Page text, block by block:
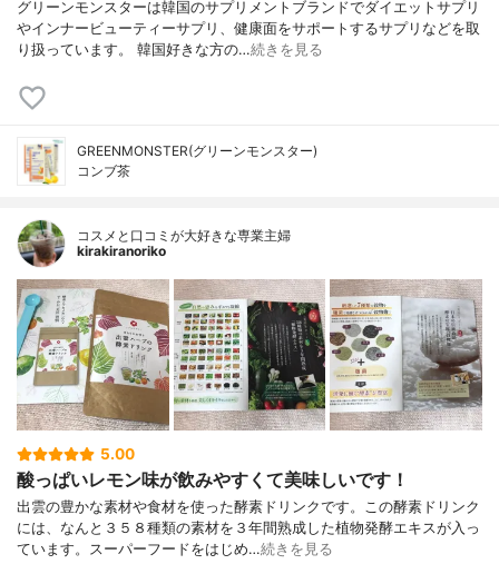
グリーンモンスターは韓国のサプリメントブランドでダイエットサプリ
やインナービューティーサプリ、健康面をサポートするサプリなどを取
り扱っています。 韓国好きな方の…続きを見る
GREENMONSTER(グリーンモンスター)
コンブ茶
コスメと口コミが大好きな専業主婦
kirakiranoriko
5.00
酸っぱいレモン味が飲みやすくて美味しいです！
出雲の豊かな素材や食材を使った酵素ドリンクです。この酵素ドリンク
には、なんと３５８種類の素材を３年間熟成した植物発酵エキスが入っ
ています。スーパーフードをはじめ…続きを見る